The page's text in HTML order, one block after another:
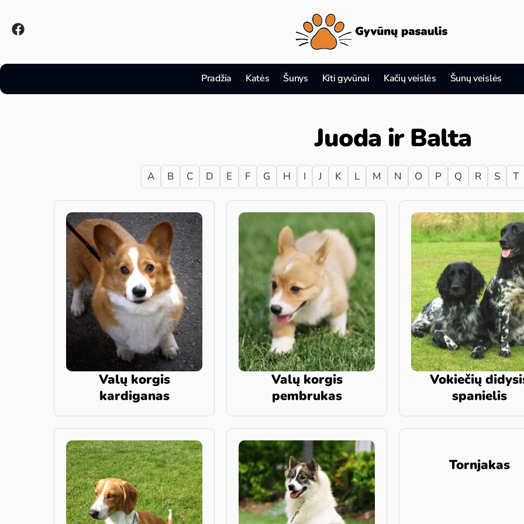
Pradžia Katės Šunys Kiti gyvūnai Kačių veislės Šunų veislės
Juoda ir Balta
A B C D E F G H I J K L M N O P Q R S T
Valų korgis
kardiganas
Valų korgis
pembrukas
Vokiečių
spanielis
Tornjakas